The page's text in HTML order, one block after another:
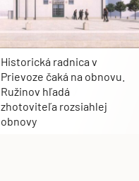
Historická radnica v
Prievoze čaká na obnovu.
Ružinov hľadá
zhotoviteľa rozsiahlej
obnovy